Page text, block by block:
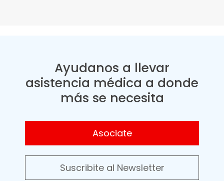
Ayudanos a llevar
asistencia médica a donde
más se necesita
Asociate
Suscribite al Newsletter